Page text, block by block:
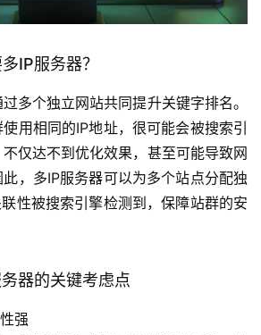
IP服务器？
多个独立网站共同提升关键字排名。
用相同的IP地址，很可能会被搜索引
仅达不到优化效果，甚至可能导致网
，多IP服务器可以为多个站点分配独
性被搜索引擎检测到，保障站群的安
器的关键考虑点
强